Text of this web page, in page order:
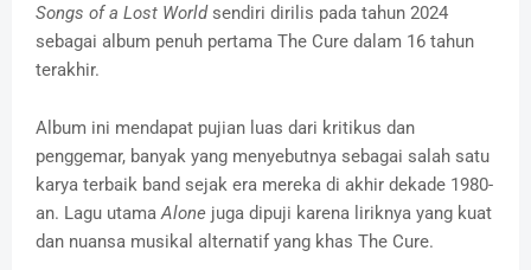
Songs of a Lost Worldsendiri dirilis pada tahun 2024
sebagai album penuh pertama The Cure dalam 16 tahun
terakhir.
Album ini mendapat pujian luas dari kritikus dan
penggemar, banyak yang menyebutnya sebagai salah satu
karya terbaik band sejak era mereka di akhir dekade 1980-
an. Lagu utamaAlone juga dipuji karena liriknya yang kuat
dan nuansa musikal alternatif yang khas The Cure.